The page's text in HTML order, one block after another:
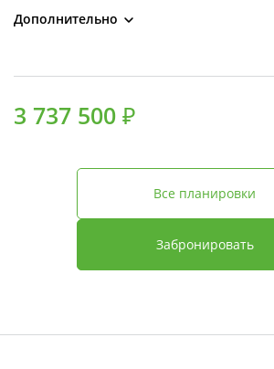
Дополнительно
3 737 500 ₽
Забронировать
Все планировки